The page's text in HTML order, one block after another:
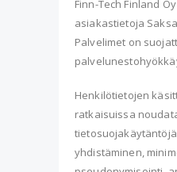
Finn-Tech Finland
asiakastietoja
Palvelimet on
Henkilötietojen
ratkaisuissa
yhdistäminen,